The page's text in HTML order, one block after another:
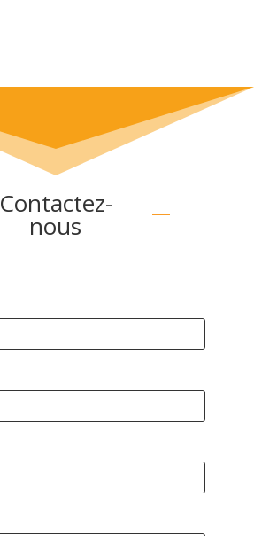
Contactez-
nous